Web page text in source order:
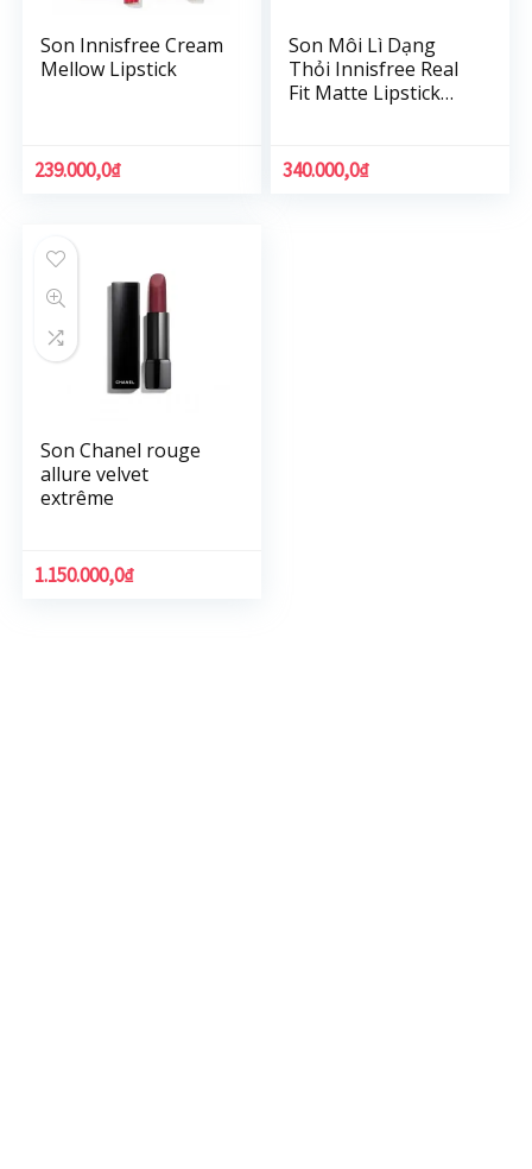
Son Innisfree Cream
Mellow Lipstick
239.000,0₫
Son Môi Lì Dạng
Thỏi Innisfree Real
Fit Matte Lipstick
340.000,0₫
Son Chanel rouge
allure velvet
extrême
1.150.000,0₫